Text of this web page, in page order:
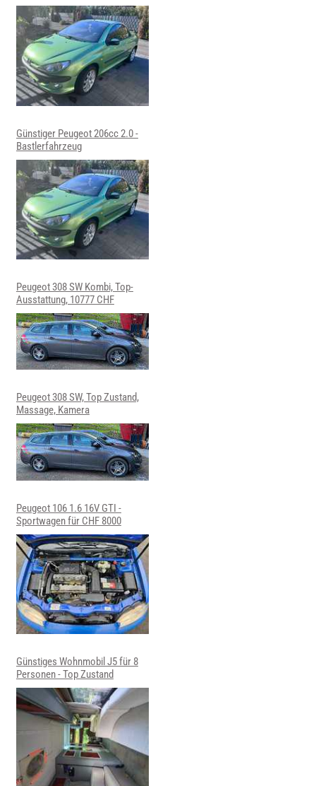
Günstiger Peugeot 206cc 2.0 -
Bastlerfahrzeug
Peugeot 308 SW Kombi, Top-
Ausstattung, 10777 CHF
Peugeot 308 SW, Top Zustand,
Massage, Kamera
Peugeot 106 1.6 16V GTI -
Sportwagen für CHF 8000
Günstiges Wohnmobil J5 für 8
Personen - Top Zustand